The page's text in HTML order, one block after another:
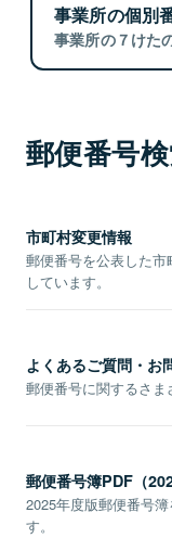
事業所の個別
事業所の７けた
郵便番号
市町村変更情報
郵便番号を公表した
しています。
よくあるご質問・お
郵便番号に関するさま
郵便番号簿PDF（
2025年度版郵便番号
す。